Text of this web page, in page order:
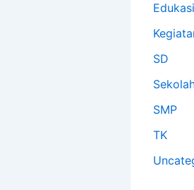
Edukasi
SD
SMP
TK